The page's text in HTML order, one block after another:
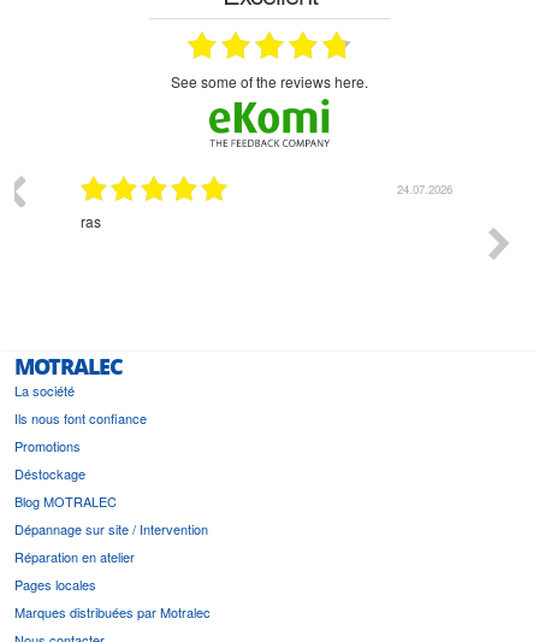
see some of the reviews here.
24.07.2026
ras
MOTRALEC
La société
Ils nous font confiance
Promotions
Déstockage
Blog MOTRALEC
Dépannage sur site / Intervention
Réparation en atelier
Pages locales
Marques distribuées par Motralec